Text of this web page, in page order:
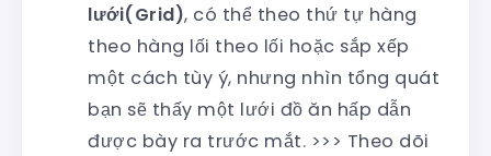
lưới(Grid), có thể theo thứ tự hàng
theo hàng lối theo lối hoặc sắp xếp
một cách tùy ý, nhưng nhìn tổng quát
bạn sẽ thấy một lưới đồ ăn hấp dẫn
được bày ra trước mắt. >>> Theo dõi